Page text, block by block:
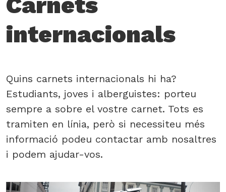
internacionals
Quins carnets internacionals hi ha?
Estudiants, joves i alberguistes: porteu
sempre a sobre el vostre carnet. Tots es
tramiten en línia, però si necessiteu més
informació podeu contactar amb nosaltres
i podem ajudar-vos.